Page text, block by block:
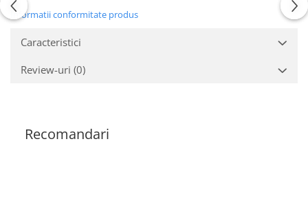
Informatii conformitate produs
Caracteristici
Review-uri (0)
Recomandari